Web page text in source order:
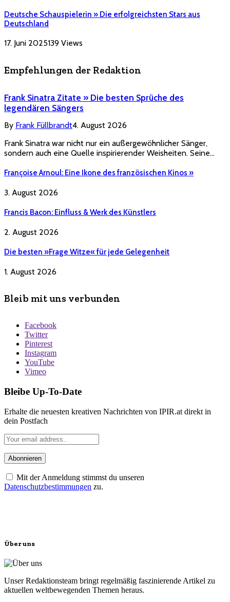
Deutsche Schauspielerin » Die erfolgreichsten Stars aus
Deutschland
17. Juni 2025139 Views
Empfehlungen der Redaktion
Frank Sinatra Zitate » Die besten Sprüche des
legendären Sängers
By Frank Füllbrandt4. August 2026
Frank Sinatra war nicht nur ein außergewöhnlicher Sänger,
sondern auch eine Quelle inspirierender Weisheiten. Seine…
Françoise Arnoul: Eine Ikone des französischen Kinos »
3. August 2026
Francis Bacon: Einfluss & Werk des Künstlers
2. August 2026
Die besten »Frage Witze« für jede Gelegenheit
1. August 2026
Bleib mit uns verbunden
Facebook
Twitter
Pinterest
Instagram
YouTube
Vimeo
Bleibe Up-To-Date
Erhalte die neuesten kreativen Nachrichten von IPIR.at direkt in
dein Postfach
Mit der Anmeldung stimmst du unseren
Datenschutzbestimmungen zu.
Über uns
Unser Redaktionsteam bringt regelmäßig faszinierende Artikel zu
aktuellen weltbewegenden Themen heraus.